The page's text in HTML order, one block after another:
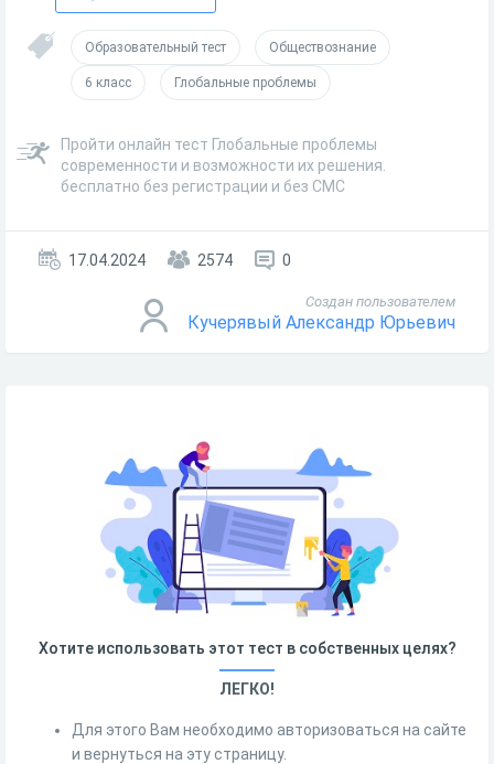
Образовательный тест Обществознание
6 класс Глобальные проблемы
Пройти онлайн тест Глобальные проблемы
современности и возможности их решения.
бесплатно без регистрации и без СМС
17.04.2024 2574 0
Создан пользователем
Кучерявый Александр Юрьевич
Хотите использовать этот тест в собственных целях?
ЛЕГКО!
Для этого Вам необходимо авторизоваться на сайте
и вернуться на эту страницу.